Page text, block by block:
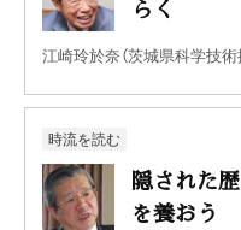
らく
江崎玲於奈（茨城県科学技術
時流を読む
隠された
を養おう